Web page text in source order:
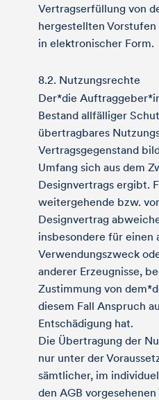
Vertragserfüllung von
hergestellten
in elektronischer Form.
8.2. Nutzungsrechte
Der*die
Bestand allfälliger
übertragbares
Vertragsgegenstand
Umfang sich aus dem
Designvertrags ergibt.
weitergehende bzw.
Designvertrag
insbesondere für einen
Verwendungszweck
anderer Erzeugnisse,
Zustimmung von
diesem Fall Anspruch
Entschädigung hat.
Die Übertragung der
nur unter der
sämtlicher, im
den AGB